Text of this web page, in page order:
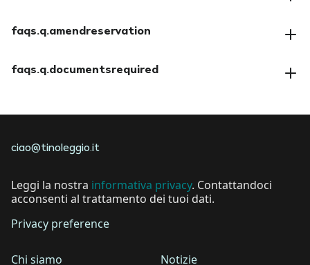
faqs.a.paymentmethods
faqs.q.amendreservation
faqs.a.amendreservation
faqs.q.documentsrequired
ciao@tinoleggio.it
Leggi la nostra informativa privacy. Contattandoci
acconsenti al trattamento dei tuoi dati.
Privacy preference
Chi siamo Notizie